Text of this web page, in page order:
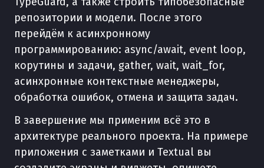
репозитории и модели. После этого
перейдём к асинхронному
программированию: async/await, event loop,
корутины и задачи, gather, wait, wait_for,
асинхронные контекстные менеджеры,
обработка ошибок, отмена и защита задач.
В завершение мы применим всё это в
архитектуре реального проекта. На примере
приложения с заметками и Textual вы